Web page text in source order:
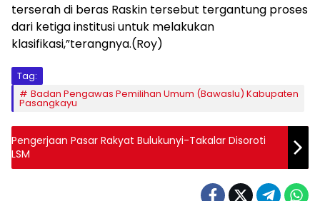
terserah di beras Raskin tersebut tergantung proses
dari ketiga institusi untuk melakukan
klasifikasi,”terangnya.(Roy)
Tag:
Badan Pengawas Pemilihan Umum (Bawaslu) Kabupaten
Pasangkayu
Pengerjaan Pasar Rakyat Bulukunyi-Takalar Disoroti
LSM